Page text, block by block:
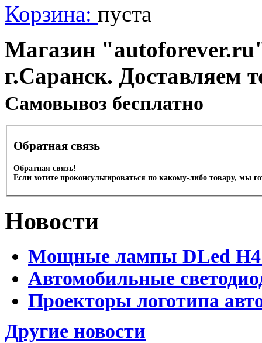
Корзина: пуста
Магазин
г.Саранск. Доставляем
Cамовывоз бесплатно
Обратная связь
Обратная связь!
Если хотите проконсультироваться по какому-либо товару, мы
Новости
Мощные лампы DLed H4
Автомобильные
Проекторы логотипа
Другие новости